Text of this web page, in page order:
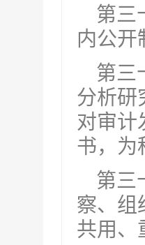
第三
内公开
第三
分析研
对审计
书，为
第三
察、组
共用、